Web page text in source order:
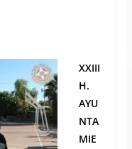
XXIII
H.
AYU
NTA
MIE